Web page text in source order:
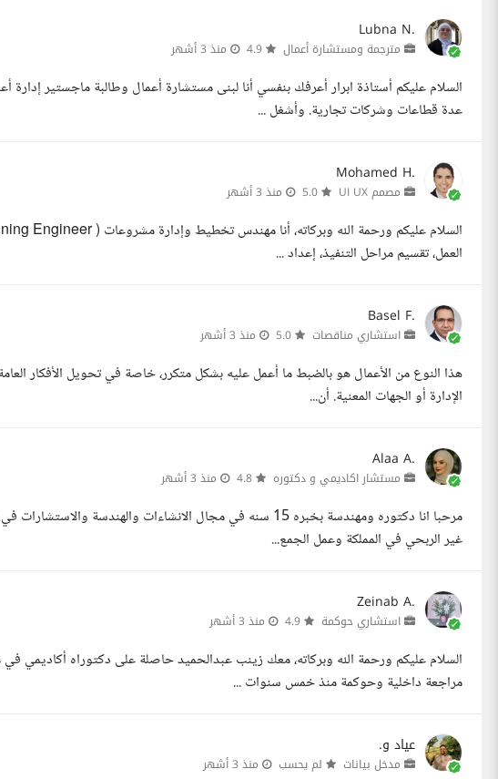
Lubna N.
مترجمة ومستشارة أعمال منذ 3 أشهر
عدة قطاعات وشركات تجارية. وأشغل ...
Mohamed H.
مصمم UI UX منذ 3 أشهر
العمل، تقسيم مراحل التنفيذ، إعداد ...
Basel F.
استشاري مناقصات منذ 3 أشهر
هذا النوع من الأعمال هو بالضبط ما أعمل عليه بشكل متكرر، خاصة في تحويل الأفكار
الإدارة أو الجهات المعنية. أن...
Alaa A.
مستشار اكاديمي و دكتوره منذ 3 أشهر
مرحبا انا دكتوره ومهندسة بخبره 15 سنه في مجال الانشاءات
غير الربحي في المملكة وعمل الجمع...
Zeinab A.
استشاري حوكمة منذ 3 أشهر
السلام عليكم ورحمة الله وبركاته، معك زينب عبدالحميد حاصلة على دكتوراه أكاديمي
مراجعة داخلية وحوكمة منذ خمس سنوات ...
عياد و.
مدخل بيانات لم يحسب منذ 3 أشهر